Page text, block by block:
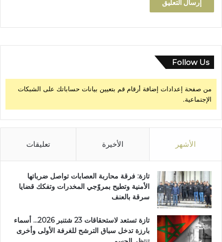
Follow Us
من صفحة إعدادات إضافة أرقام قم بتعيين بيانات حساباتك على الشبكات
الإجتماعية.
الأشهر الأخيرة تعليقات
تازة: فرقة محاربة العصابات تواصل ضرباتها
الأمنية وتطيح بمروّجي المخدرات وتفكك قضايا
سرقة بالعنف
تازة تستعد لاستحقاقات 23 شتنبر 2026… أسماء
بارزة تدخل سباق الترشح للغرفة الأولى وأخرى